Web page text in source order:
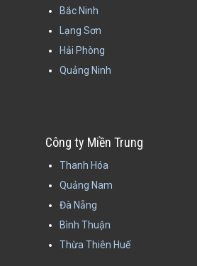
Bắc Ninh
Lạng Sơn
Hải Phòng
Quảng Ninh
Công ty Miền Trung
Thanh Hóa
Quảng Nam
Đà Nẵng
Bình Thuận
Thừa Thiên Huế